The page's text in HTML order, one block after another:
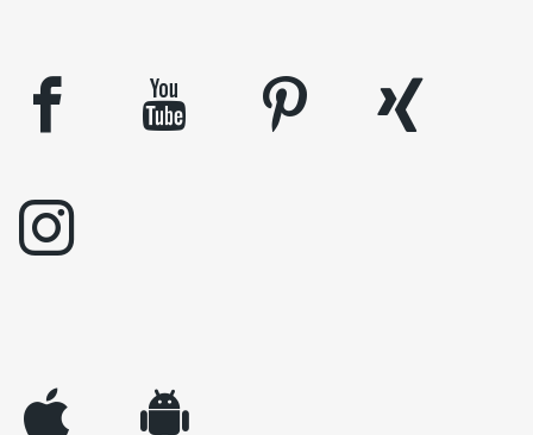
facebook youtube pinterest
xing
instagram
appleinc android